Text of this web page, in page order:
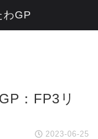
：FP3リ
2023-06-25
わGP